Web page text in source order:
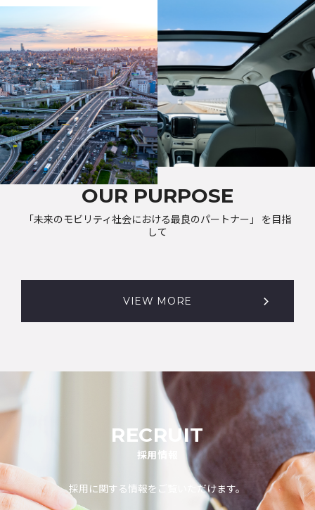
OUR PURPOSE
「未来のモビリティ社会における最良のパートナー」 を目指
して
VIEW MORE
RECRUIT
採用情報
採用に関する情報をご覧いただけます。